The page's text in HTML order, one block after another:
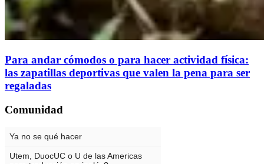
Para andar cómodos o para hacer actividad física:
las zapatillas deportivas que valen la pena para ser
regaladas
Comunidad